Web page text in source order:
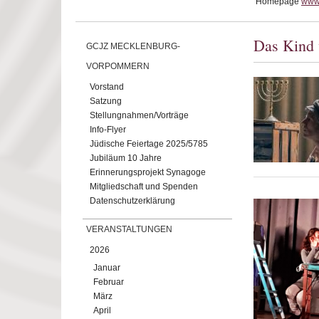
GCJZ MECKLENBURG-
VORPOMMERN
Vorstand
Satzung
Stellungnahmen/Vorträge
Info-Flyer
Jüdische Feiertage 2025/5785
Jubiläum 10 Jahre
Erinnerungsprojekt Synagoge
Mitgliedschaft und Spenden
Datenschutzerklärung
VERANSTALTUNGEN
2026
Januar
Februar
März
April
Das Kind